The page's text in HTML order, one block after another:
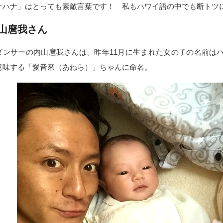
ハナ」はとっても素敵言葉です！ 私もハワイ語の中でも断トツ
麿我さん
ンサーの内山麿我さんは、昨年11月に生まれた女の子の名前は
味する「愛音來（あねら）」ちゃんに命名。